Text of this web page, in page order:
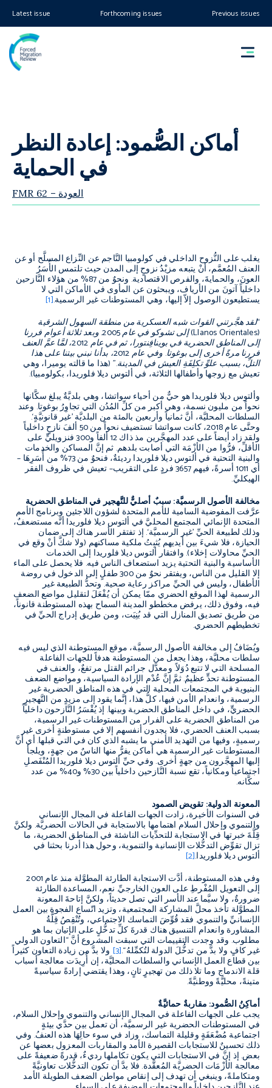
Latest issue Forthcoming issues Previous issues
أماكن الصُّمود: إعادة النظر
في الحماية
FMR 62 – العودة
يغلب على النُّزوح الداخلي في كولومبيا النَّاجم عن النِّزاع المسلَّح أو عن
العنف المُعمَّم، أنْ يتبعه مزيْدُ نزوحٍ إلى المدن حيث تلتمس الأُسَرُ
العونَ، والحمايةَ، والفرص الاقتصادية. ونحوٌ من87% من هؤلاء النَّازحين
داخلياً آتونَ من الأرياف، ويبحثون عن المأوى في الأماكن التي لا
يستطيعون الوصول إلاّ إليها، وهي المستوطنات غير الرسمية.
[1]
“لقد هجَّرتني القوات شبه العسكرية من منطقة السهول الشرقية
(
Llanos Orientales
)إلى تشوكو في عام2005. وبعد ثلاثة أعوام فررنا
إلى المناطق الحضرية في بوينافِنتورا، ثم في عام2012، لمَّا عمَّ العنف
فررنا مرةً أخرى إلى بوغوتا. وفي عام2012، بدأنا نبني بيتنا على هذا
التلِّ، بسبب علوِّ تكلِفَةِ العيش في المدينة.”
(هذا ما قالته يوميرا، وهي
تعيش مع زوجها وأطفالها الثلاثة، في ألتوس ديلا فلوريدا، بكولومبيا)
.
وألتوس ديلا فلوريدا هو حيٌّ من أحياء سواتشا، وهي بلديَّةٌ يبلغ سكَّانها
نحواً من مليون نسمة، وهي أكبر من كلِّ المُدُن التي تجاوِرُ بوغوتا. وعند
السلطات المحليَّة، أنَّ ثمانياً وأربعين بالمئة من البلديَّة’غير قانونيَّةٍ‘.
وحتَّى عام2018، كانت سواتشا تستضيف نحواً من50 ألفَ نازحٍ داخلياً
ولقد زاد أيضاً على عدد المهجَّرين مذ ذاك12 ألفاً و300فنزويليٍّ على
الأقلِّ، فرُّوا من الأزْمَة التي أصابت بلدهم. ثم إنَّ المساكن والخدمات
والبنية التحتية في ألتوس ديلا فلوريدا رديئةٌ، فنحوٌ من73% من أُسَرِهَا –
أي 1011 أسرةً، فيهم3657فردٍ على التقريب–تعيش في ظروف الفقر
الهيكليِّ.
مخالفة الأصول الرسميَّة:سببٌ أصليٌّ للتَّهجير في المناطق الحضرية
عرَّفت المفوضية السامية للأمم المتحدة لشؤون اللاجئين وبرنامج الأمم
المتحدة الإنمائي المجتمع المحليَّ في ألتوس ديلا فلوريدا أنَّه مستضعفٌ،
وذلك لطبيعة الحيِّ ’غير الرسميَّة‘. إذ تفتقر الأسر هناك إلى ضمان
الحيازة، فلا شيءَ بين أيديهم يُثبِتُ ملكية مساكنهم (ولا شكَّ أنْ وقع في
الحيِّ محاولات إخلاء). وافتقار ألتوس ديلا فلوريدا إلى الخدمات
الأساسية والبنية التحتية يزيد استضعاف الناس فيه. فلا يحصل على الماء
إلا القليل من الناس، ويفتقر نحوٌ من300طفلٍ إلى الدخول في روضة
الأطفال، وليس في الحيِّ مراكز رعاية صحية.وتحدُّ الطبيعة غير
الرسمية لهذا الموقع الحضري ممّا يمكن أن يُفْعَلَ لتقليل مواضع الضعف
فيه، وفوق ذلك، يرفض مخططو المدينة السماح بهذه المستوطنة قانوناً،
من طريق تصديق المنازل التي قد بُنِيَت، ومن طريق إدراج الحيِّ في
تخطيطهم الحضري.
ويُضَافُ إلى مخالفة الأصول الرسميَّة، موقع المستوطنة الذي ليس فيه
سلطات محليَّة، وهذا يجعل من المستوطنة هدفاً للجهات الفاعلة
المسلحة التي لا تتبع دُوَلاً. ومعدَّل جرائم القتل مرتفعٌ، والعنف في
المستوطنة تحدٍّ عظيمٌ.ثمَّ إنَّ عُدْم الإرادة السياسية، ومواضع الضعف
البنيوية في المجتمعات المحلية التي في هذه المناطق الحضرية غير
الرسمية، وانعدام الأمن فيها، كلُّ هذا، إنَّما يقود إلى مزيدٍ من التَّهجيرٍ
الحضريٍّ، في داخل المناطق الحضرية وبينها. إذ يُقْسَرُ النَّازحون داخلياً
من المناطق الحضرية على الفرار من المستوطنات غير الرسمية،
بسبب العنف الحضري، فلا يجدون أنفسهم إلا في مستوطنةٍ أخرى غير
رسميةٍ، وفيها من التهديد الأمني ما يشبه الذي كان في التي قبلها. أي أنَّ
المستوطنات غير الرسمية هي أماكن يفرُّ منها الناسٌ من جهةٍ، ويلجأ
إليها المهجَّرون من جهةٍ أخرى. وفي حيِّ ألتوس ديلا فلوريدا المُنْفَصلِ
اجتماعياً ومكانياً، تقع نسبة النَّازحين داخلياً بين30% و40% من عدد
سكَّانه.
المعونة الدولية: تقويض الصمود
في السنوات الأخيرة، زادت الجهات الفاعلة في المجال الإنساني
والتنموي وإحلال السلام اهتمامها بالاستجابة في الحالات الحضريَّة. ولكنَّ
قِلَّةَ خبرتها في الاستجابة للتحدِّيات الناشئة في المناطق الحضرية، ما
تزال تقوِّض التدخُّلات الإنسانية والتنموية، وحول هذا أدرنا بحثنا في
ألتوس ديلا فلوريدا.
[2]
وفي هذه المستوطنة، أدَّت الاستجابة الطارئة المطوَّلة منذ عام 2001
إلى التعويل المُفْرطِ على العون الخارجيِّ. نعم، المساعدة الطارئة
ضرورةٌ، ولا سيَّما عند الأسر التي تصل حديثاً، ولكنَّ إتاحةَ المعونة
المطوَّلة تأخذ محلَّ المشاركة المجتمعية، وتزيد اتّساع الفجوة بين العمل
الإنسانيِّ والتنموي. فقد قُوِّضَ التماسك الاجتماعي، وتُنْقِصُ قِلَّةُ
المشاورة وانعدام التنسيق هناك قدرةَ كلِّ تدخُّلٍ على الإتيان بما هو
مطلوب. وقد وجدت التقييمات التي سبقت المشروع أنَّ“التعاون الدولي
غير كافٍ ولا بدَّ من تدخُّلَ الدولة لتُكمِّلهُ“.
[3] ولا بدَّ من زيادة التعاون كثيراً
بين قطاع العمل الإنساني والسلطات المحليَّة، إن أُرِيدَت معالجة أسباب
قلة الاندماج وما تلا ذلك من تهجيرٍ ثانٍ، وهذا يقتضي إرادةً سياسيةً
متينةً، محليَّةً ووطنيَّةً.
أماكِنُ الصُّمود: مقاربةٌ حمائيَّةٌ
يجب على الجهات الفاعلة في المجال الإنساني والتنموي وإحلال السلام،
في المستوطنات الحضرية غير الرسميَّة، أن تعمل بين حدَّي بيئةٍ
اجتماعية مُضْعَفَةٍ وقليلة التماسك، وزاد في سوء حالِهَا هذه العنفُ. وفي
ذلك تحسينٌ للاستجابات القصيرة الأمد والمقاربات المعزول بعضها عن
بعض. إذ إنَّ في الاستجابات التي يكون تكاملها رديءٌ، قدرةً ضعيفةً على
معالجة الأزْمَات الحضريَّة المُعقَّدة. فلا بدَّ أن تكون التدخُّلات تعاونيَّةً
ومتكاملةً، وينبغي أن تهدف إلى إنقاص مواطن الضعف الطويلة الأمد